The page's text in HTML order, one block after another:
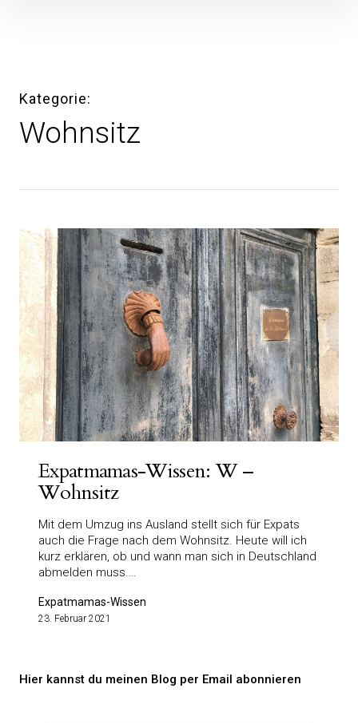
Kategorie
Wohnsitz
Expatmamas-Wissen: W –
Wohnsitz
Mit dem Umzug ins Ausland stellt sich für Expats
auch die Frage nach dem Wohnsitz. Heute will ich
kurz erklären, ob und wann man sich in Deutschland
abmelden muss.…
Expatmamas-Wissen
23. Februar 2021
Hier kannst du meinen Blog per Email abonnieren